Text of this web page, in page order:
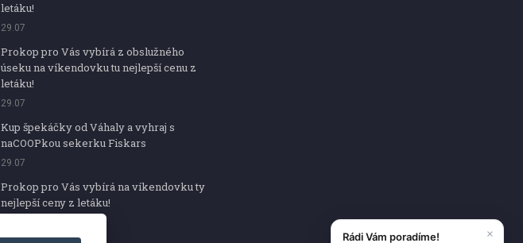
letáku!
29.07
Prokop pro Vás vybírá z obslužného
úseku na víkendovku tu nejlepší cenu z
letáku!
29.07
Kup špekáčky od Váhaly a vyhraj s
naCOOPkou sekerku Fiskars
29.07
Prokop pro Vás vybírá na víkendovku ty
nejlepší ceny z letáku!